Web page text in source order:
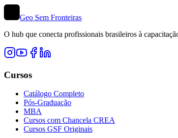
Geo Sem Fronteiras
O hub que conecta profissionais brasileiros à
Cursos
Catálogo Completo
Pós-Graduação
MBA
Cursos com Chancela CREA
Cursos GSF Originais